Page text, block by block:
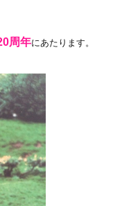
周年にあたります。